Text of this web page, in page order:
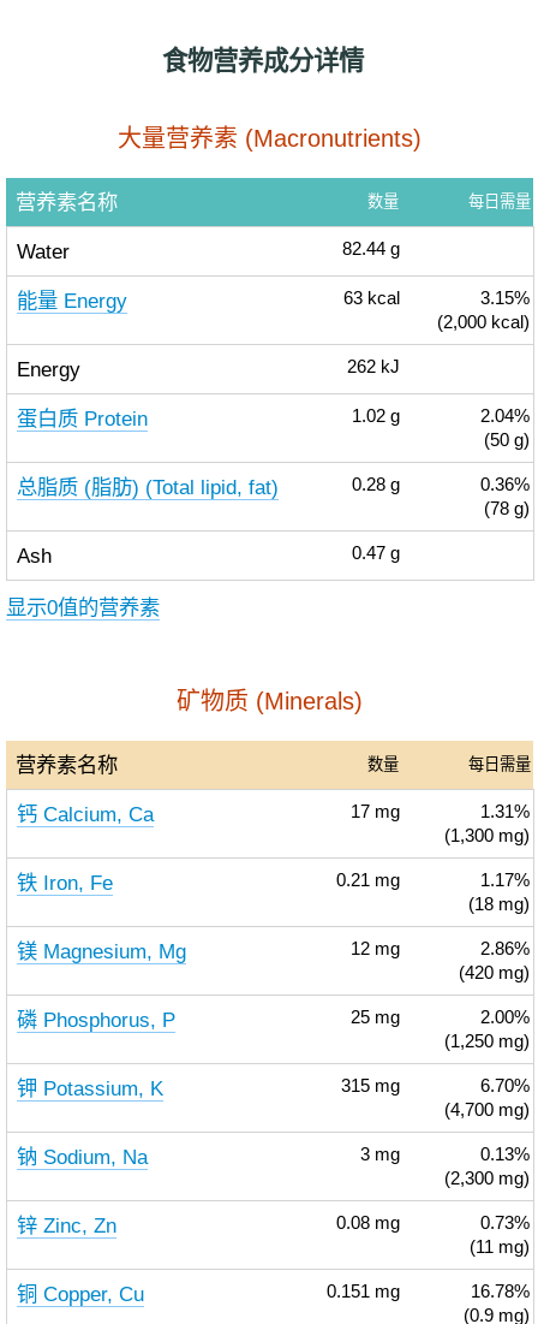
食物营养成分详情
大量营养素 (Macronutrients)
营养素名称 数量 每日需量
Water 82.44 g
能量 Energy 63 kcal
3.15%
(2,000 kcal)
Energy 262 kJ
蛋白质 Protein 1.02 g
2.04%
(50 g)
总脂质 (脂肪) (Total lipid, fat) 0.28 g
0.36%
(78 g)
Ash 0.47 g
显示0值的营养素
矿物质 (Minerals)
营养素名称 数量 每日需量
钙 Calcium, Ca 17 mg
1.31%
(1,300 mg)
铁 Iron, Fe 0.21 mg
1.17%
(18 mg)
镁 Magnesium, Mg 12 mg
2.86%
(420 mg)
磷 Phosphorus, P 25 mg
2.00%
(1,250 mg)
钾 Potassium, K 315 mg
6.70%
(4,700 mg)
钠 Sodium, Na 3 mg
0.13%
(2,300 mg)
锌 Zinc, Zn 0.08 mg
0.73%
(11 mg)
铜 Copper, Cu 0.151 mg
16.78%
(0.9 mg)